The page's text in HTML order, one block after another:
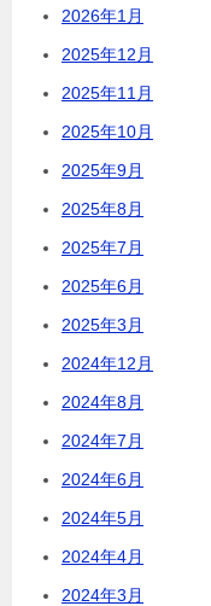
2026年1月
2025年12月
2025年11月
2025年10月
2025年9月
2025年8月
2025年7月
2025年6月
2025年3月
2024年12月
2024年8月
2024年7月
2024年6月
2024年5月
2024年4月
2024年3月